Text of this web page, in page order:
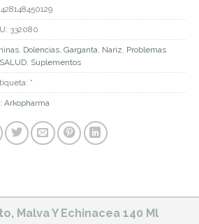
332080
, Dolencias,Garganta, Nariz, Problemas
SALUD, Suplementos
*
Arkopharma
Malva Y Echinacea 140 Ml